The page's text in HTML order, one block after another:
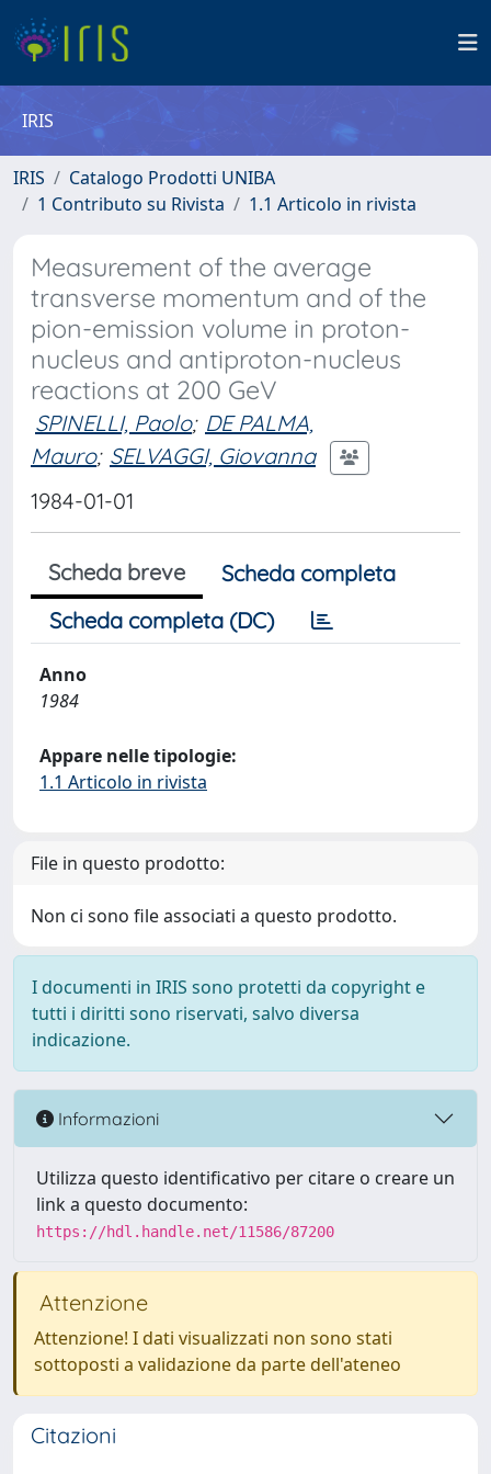
IRIS
IRIS
Catalogo Prodotti UNIBA
1 Contributo su Rivista
1.1 Articolo in rivista
Measurement of the average
transverse momentum and of the
pion-emission volume in proton-
nucleus and antiproton-nucleus
reactions at 200 GeV
SPINELLI, Paolo; DE PALMA,
Mauro; SELVAGGI, Giovanna
1984-01-01
Scheda breve
Scheda completa
Scheda completa (DC)
Anno
1984
Appare nelle tipologie:
1.1 Articolo in rivista
File in questo prodotto:
Non ci sono file associati a questo prodotto.
I documenti in IRIS sono protetti da copyright e
tutti i diritti sono riservati, salvo diversa
indicazione.
Informazioni
Utilizza questo identificativo per citare o creare un
link a questo documento:
https://hdl.handle.net/11586/87200
Attenzione
Attenzione! I dati visualizzati non sono stati
sottoposti a validazione da parte dell'ateneo
Citazioni